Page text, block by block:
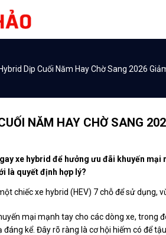
Dịp Cuối Năm Hay Chờ Sang 2026
NĂM HAY CHỜ SANG
xe hybrid để hưởng ưu đãi khuyến
là quyết định hợp lý?
chiếc xe hybrid (HEV) 7 chỗ để sử dụng,
mại mạnh tay cho các dòng xe, trong
kể. Đây rõ ràng là cơ hội hiếm có để